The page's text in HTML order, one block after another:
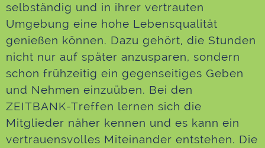
selbständig und in ihrer vertrauten
Umgebung eine hohe Lebensqualität
genießen können. Dazu gehört, die Stunden
nicht nur auf später anzusparen, sondern
schon frühzeitig ein gegenseitiges Geben
und Nehmen einzuüben. Bei den
ZEITBANK-Treffen lernen sich die
Mitglieder näher kennen und es kann ein
vertrauensvolles Miteinander entstehen. Die